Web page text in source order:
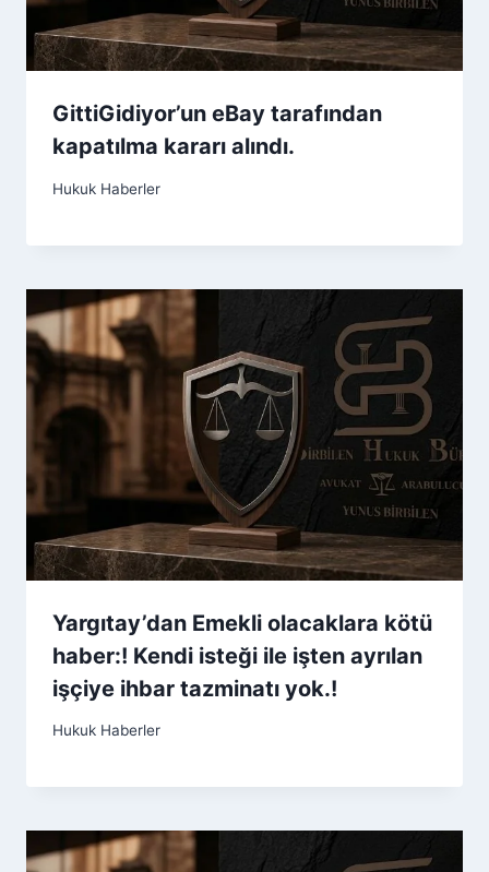
GittiGidiyor’un eBay tarafından
kapatılma kararı alındı.
Hukuk Haberler
Yargıtay’dan Emekli olacaklara kötü
haber:! Kendi isteği ile işten ayrılan
işçiye ihbar tazminatı yok.!
Hukuk Haberler